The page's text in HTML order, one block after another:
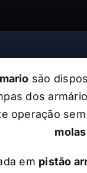
são
dos
operação
em pistão